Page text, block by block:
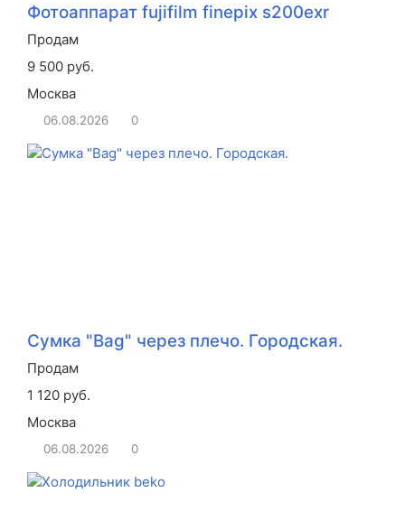
Фотоаппарат fujifilm finepix s200exr
Продам
9 500 руб.
Москва
06.08.2026 0
Сумка "Bag" через плечо. Городская.
Продам
1 120 руб.
Москва
06.08.2026 0